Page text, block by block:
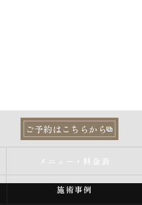
ご予約はこちらから
メニュー・料金表
施術事例